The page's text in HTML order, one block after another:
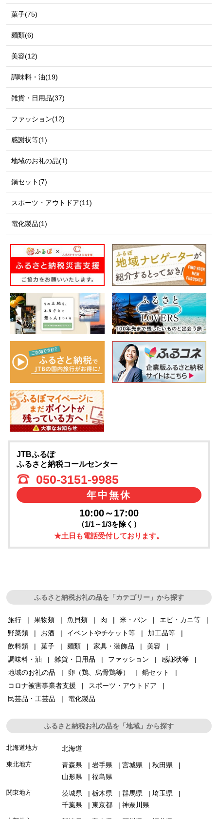
菓子(75)
麺類(6)
美容(12)
調味料・油(19)
雑貨・日用品(37)
ファッション(12)
感謝状等(1)
地域のお礼の品(1)
鍋セット(7)
スポーツ・アウトドア(11)
電化製品(1)
JTBふるぽ
ふるさと納税コールセンター
050-3151-9985
年中無休
10:00～17:00
（1/1～1/3を除く）
★土日も電話受付しております。
ふるさと納税お礼の品を「カテゴリー」から探す
旅行 果物類 魚貝類 肉 米・パン
エビ・カニ等
野菜類
お酒 イベントやチケット等
加工品等
飲料類
菓子 麺類 家具・装飾品
美容
調味料・油
雑貨・日用品 ファッション
感謝状等
地域のお礼の品
卵（鶏、烏骨鶏等）
鍋セット
コロナ被害事業者支援
スポーツ・アウトドア
民芸品・工芸品
電化製品
ふるさと納税お礼の品を「地域」から探す
北海道地方 北海道
東北地方 青森県 岩手県 宮城県
秋田県
山形県
福島県
関東地方 茨城県 栃木県 群馬県
埼玉県
千葉県
東京都 神奈川県